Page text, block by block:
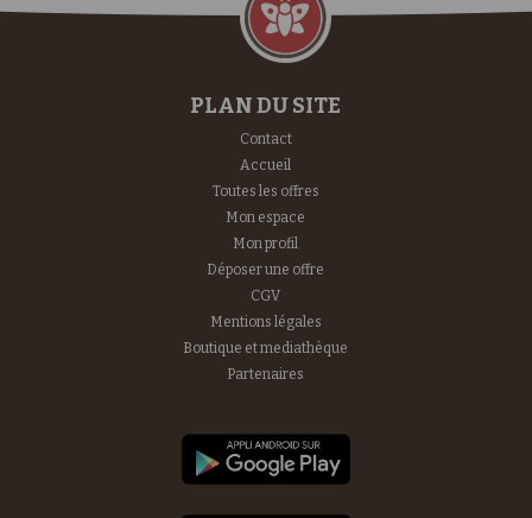
PLAN DU SITE
Contact
Accueil
Toutes les offres
Mon espace
Mon profil
Déposer une offre
CGV
Mentions légales
Boutique et mediathèque
Partenaires